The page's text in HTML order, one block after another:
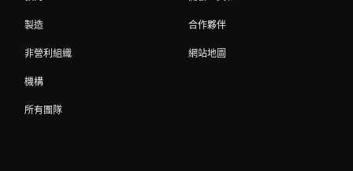
製造
非營利組織
機構
所有團隊
合作夥伴
網站地圖